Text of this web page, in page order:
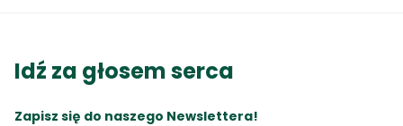
Idź za głosem serca
Zapisz się do naszego Newslettera!